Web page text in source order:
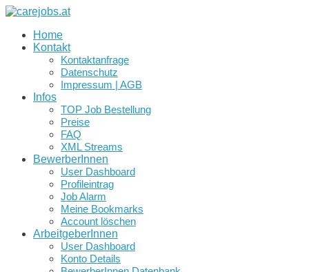
Home
Kontakt
Kontaktanfrage
Datenschutz
Impressum | AGB
Infos
TOP Job Bestellung
Preise
FAQ
XML Streams
BewerberInnen
User Dashboard
Profileintrag
Job Alarm
Meine Bookmarks
Account löschen
ArbeitgeberInnen
User Dashboard
Konto Details